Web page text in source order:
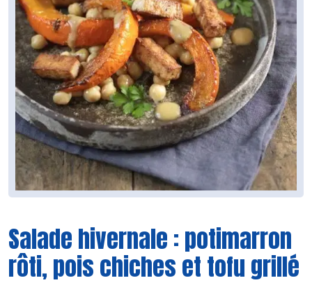
Salade hivernale : potimarron
rôti, pois chiches et tofu grillé